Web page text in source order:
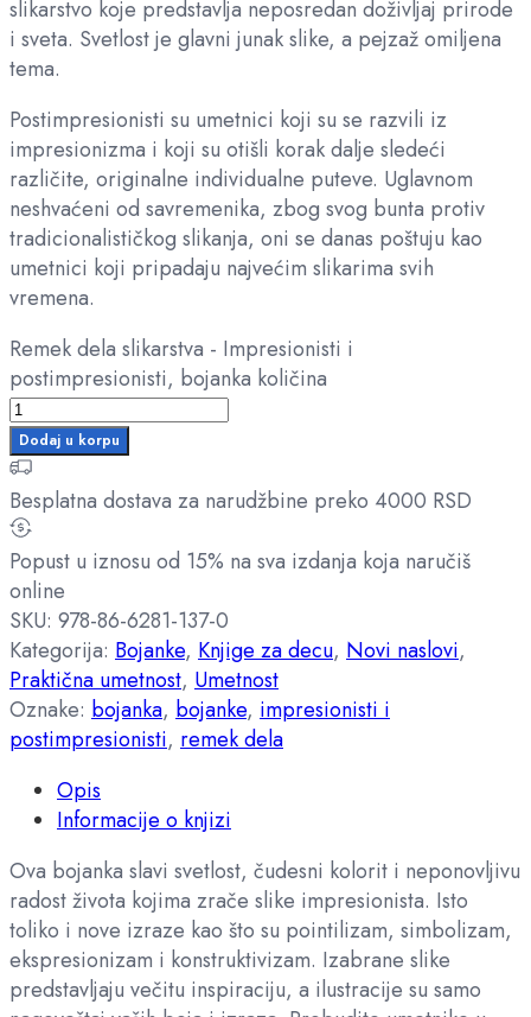
slikarstvo koje predstavlja neposredan doživljaj prirode
i sveta. Svetlost je glavni junak slike, a pejzaž omiljena
tema.
Postimpresionisti su umetnici koji su se razvili iz
impresionizma i koji su otišli korak dalje sledeći
različite, originalne individualne puteve. Uglavnom
neshvaćeni od savremenika, zbog svog bunta protiv
tradicionalističkog slikanja, oni se danas poštuju kao
umetnici koji pripadaju najvećim slikarima svih
vremena.
Remek dela slikarstva - Impresionisti i
postimpresionisti, bojanka količina
Dodaj u korpu
Besplatna dostava za narudžbine preko 4000 RSD
Popust u iznosu od 15% na sva izdanja koja naručiš
online
SKU: 978-86-6281-137-0
Kategorija: Bojanke, Knjige za decu, Novi naslovi,
Praktična umetnost, Umetnost
Oznake: bojanka, bojanke, impresionisti i
postimpresionisti, remek dela
Opis
Informacije o knjizi
Ova bojanka slavi svetlost, čudesni kolorit i neponovljivu
radost života kojima zrače slike impresionista. Isto
toliko i nove izraze kao što su pointilizam, simbolizam,
ekspresionizam i konstruktivizam. Izabrane slike
predstavljaju večitu inspiraciju, a ilustracije su samo